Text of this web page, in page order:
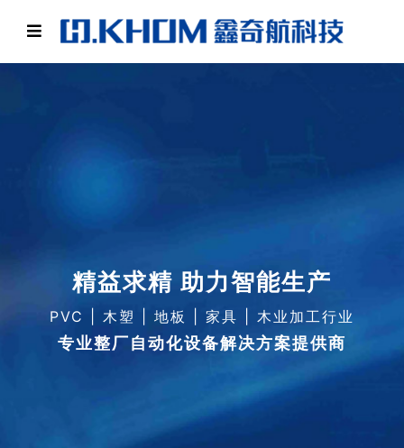
精益求精 助力智能生产
PVC | 木塑 | 地板 | 家具 | 木业加工行业
专业整厂自动化设备解决方案提供商
精益求精 助力智能生产
PVC | 木塑 | 地板 | 家具 | 木业加工行业
专业整厂自动化设备解决方案提供商